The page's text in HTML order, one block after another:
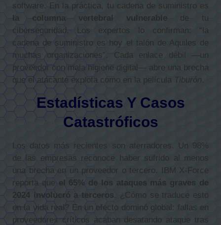
software. En la práctica, tu cadena de suministro es
la columna vertebral vulnerablede tu
ciberseguridad. Los expertos lo confirman: “la
cadena de suministro es hoy el talón de Aquiles de
muchas organizaciones”. Cada enlace débil —un
proveedor con mala higiene digital— abre una brecha
que el atacante explota como en la películaTiburón.
Estadísticas Y Casos
Catastróficos
Los datos más recientes son aterradores. Un 98%
de las empresas reconoce haber sufrido al menos
una brecha en un proveedor o tercero. IBM X-Force
reporta que el 65% de los ataques más graves de
2024 involucró a terceros. ¿Cómo se traduce esto
en la vida real? En un efecto dominó global: fallas en
proveedores críticos acaban desatando ataque tras